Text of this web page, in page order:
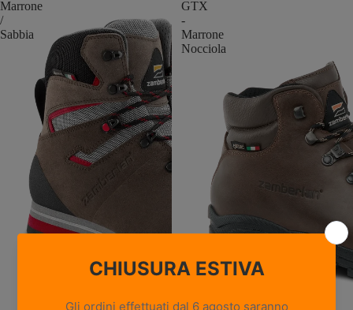
Marrone
/
Sabbia
GTX
-
Marrone
Nocciola